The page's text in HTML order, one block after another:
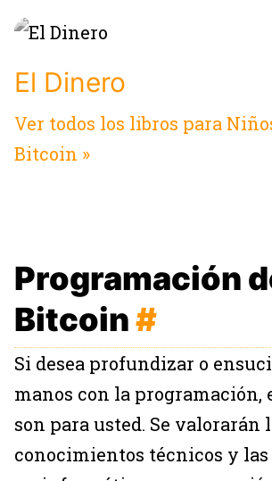
El Dinero
Ver todos los libros para
Bitcoin »
Programación
Bitcoin#
Si desea profundizar o
manos con la programación,
son para usted. Se valorarán
conocimientos técnicos y